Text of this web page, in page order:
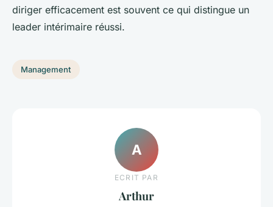
diriger efficacement est souvent ce qui distingue un
leader intérimaire réussi.
Management
A
ECRIT PAR
Arthur